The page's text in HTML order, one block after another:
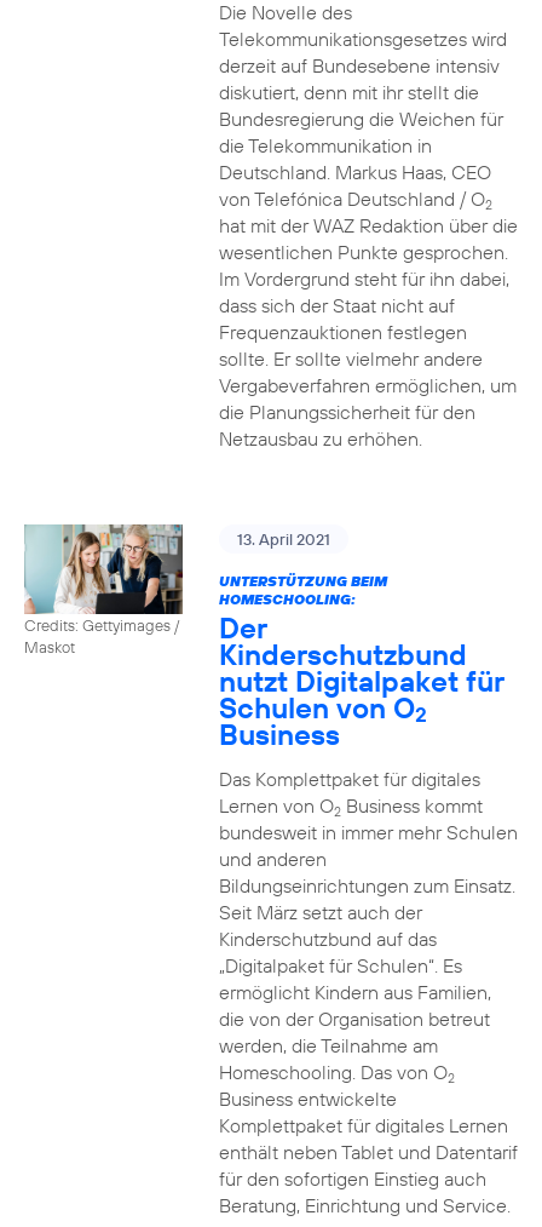
Die Novelle des
Telekommunikationsgesetzes wird
derzeit auf Bundesebene intensiv
diskutiert, denn mit ihr stellt die
Bundesregierung die Weichen für
die Telekommunikation in
Deutschland. Markus Haas, CEO
von Telefónica Deutschland / O2
hat mit der WAZ Redaktion über die
wesentlichen Punkte gesprochen.
Im Vordergrund steht für ihn dabei,
dass sich der Staat nicht auf
Frequenzauktionen festlegen
sollte. Er sollte vielmehr andere
Vergabeverfahren ermöglichen, um
die Planungssicherheit für den
Netzausbau zu erhöhen.
Credits: Gettyimages /
Maskot
13. April 2021
UNTERSTÜTZUNG BEIM
HOMESCHOOLING:
Der
Kinderschutzbund
nutzt Digitalpaket für
Schulen von O2
Business
Das Komplettpaket für digitales
Lernen von O2Business kommt
bundesweit in immer mehr Schulen
und anderen
Bildungseinrichtungen zum Einsatz.
Seit März setzt auch der
Kinderschutzbund auf das
„Digitalpaket für Schulen“. Es
ermöglicht Kindern aus Familien,
die von der Organisation betreut
werden, die Teilnahme am
Homeschooling. Das von O2
Business entwickelte
Komplettpaket für digitales Lernen
enthält neben Tablet und Datentarif
für den sofortigen Einstieg auch
Beratung, Einrichtung und Service.